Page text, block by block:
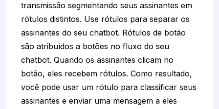
transmissão segmentando seus assinantes em
rótulos distintos. Use rótulos para separar os
assinantes do seu chatbot. Rótulos de botão
são atribuídos a botões no fluxo do seu
chatbot. Quando os assinantes clicam no
botão, eles recebem rótulos. Como resultado,
você pode usar um rótulo para classificar seus
assinantes e enviar uma mensagem a eles